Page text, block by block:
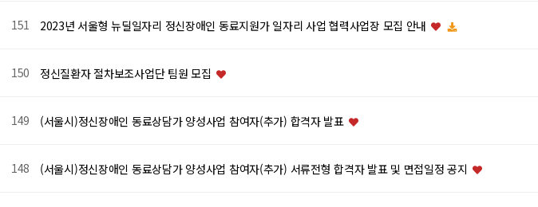
151 2023년 서울형 뉴딜일자리 정신장애인 동료지원가 일자리 사업 협력사업장 모집 안내
150 정신질환자 절차보조사업단 팀원 모집
149 (서울시)정신장애인 동료상담가 양성사업 참여자(추가) 합격자 발표
148 (서울시)정신장애인 동료상담가 양성사업 참여자(추가) 서류전형 합격자 발표 및 면접일정 공지